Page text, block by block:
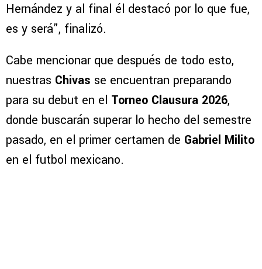
Hernández y al final él destacó por lo que fue,
es y será”, finalizó.
Cabe mencionar que después de todo esto,
nuestras Chivas se encuentran preparando
para su debut en el Torneo Clausura 2026,
donde buscarán superar lo hecho del semestre
pasado, en el primer certamen de Gabriel Milito
en el futbol mexicano.